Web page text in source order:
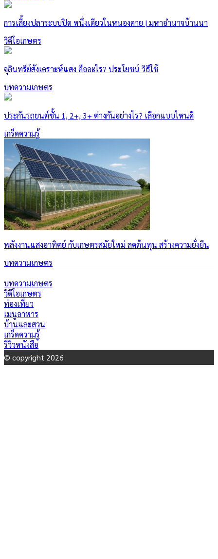
การเลี้ยงปลาระบบปิด หนึ่งเดียวในหนองคาย | มหาอำนาจบ้านนา
วิดีโอเกษตร
จุลินทรีย์สังเคราะห์แสง คืออะไร? ประโยชน์ วิธีใช้
บทความเกษตร
ประกันรถยนต์ชั้น 1, 2+, 3+ ต่างกันอย่างไร? เลือกแบบไหนดี
เกร็ดความรู้
พลังงานแสงอาทิตย์ กับเกษตรสมัยใหม่ ลดต้นทุน สร้างความยั่งยืน
บทความเกษตร
บทความเกษตร
วิดีโอเกษตร
ท่องเที่ยว
เมนูอาหาร
บ้านและสวน
เกร็ดความรู้
รีวิวหนังสือ
© copyright 2026